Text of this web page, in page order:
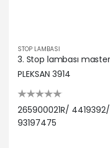
STOP LAMBASI
PLEKSAN 3914
265900021R/ 4419392/
93197475